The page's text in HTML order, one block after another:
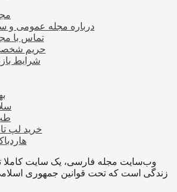
درباره مجله عمومی و
تماس با
حریم
شرایط
خرید لپ
وب‌سایت مجله فارسی، یک سایت
زندگی است که تحت قوانین جمهوری اسلامی